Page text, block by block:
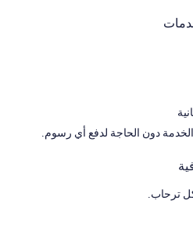
دون الحاجة لدفع أي رسوم.
ترحاب.